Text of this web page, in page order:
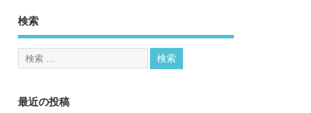
検索
最近の投稿